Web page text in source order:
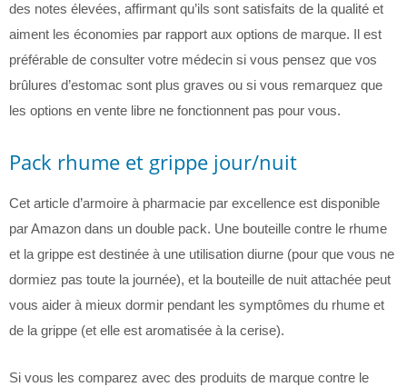
des notes élevées, affirmant qu’ils sont satisfaits de la qualité et
aiment les économies par rapport aux options de marque. Il est
préférable de consulter votre médecin si vous pensez que vos
brûlures d’estomac sont plus graves ou si vous remarquez que
les options en vente libre ne fonctionnent pas pour vous.
Pack rhume et grippe jour/nuit
Cet article d’armoire à pharmacie par excellence est disponible
par Amazon dans un double pack. Une bouteille contre le rhume
et la grippe est destinée à une utilisation diurne (pour que vous ne
dormiez pas toute la journée), et la bouteille de nuit attachée peut
vous aider à mieux dormir pendant les symptômes du rhume et
de la grippe (et elle est aromatisée à la cerise).
Si vous les comparez avec des produits de marque contre le